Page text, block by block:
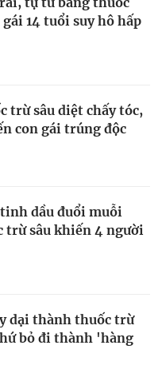
14 tuổi suy hô hấp
trừ sâu diệt chấy tóc,
con gái trúng độc
dầu đuổi muỗi
trừ sâu khiến 4 người
dại thành thuốc trừ
bỏ đi thành 'hàng